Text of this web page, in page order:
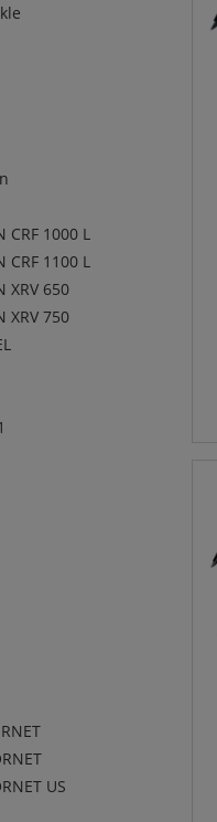
CRF 1000 L
CRF 1100 L
XRV 650
XRV 750
US